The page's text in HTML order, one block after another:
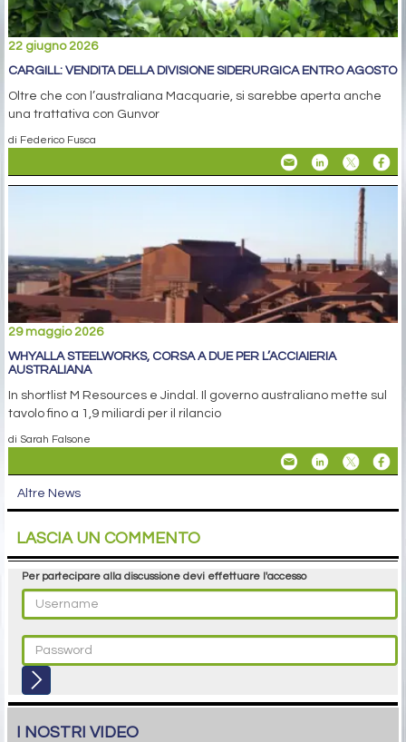
22 giugno 2026
CARGILL: VENDITA DELLA DIVISIONE SIDERURGICA ENTRO AGOSTO
Oltre che con l’australiana Macquarie, si sarebbe aperta anche
una trattativa con Gunvor
di Federico Fusca
29 maggio 2026
WHYALLA STEELWORKS, CORSA A DUE PER L’ACCIAIERIA
AUSTRALIANA
In shortlist M Resources e Jindal. Il governo australiano mette sul
tavolo fino a 1,9 miliardi per il rilancio
di Sarah Falsone
Altre News
LASCIA UN COMMENTO
Per partecipare alla discussione devi effettuare l'accesso
I NOSTRI VIDEO